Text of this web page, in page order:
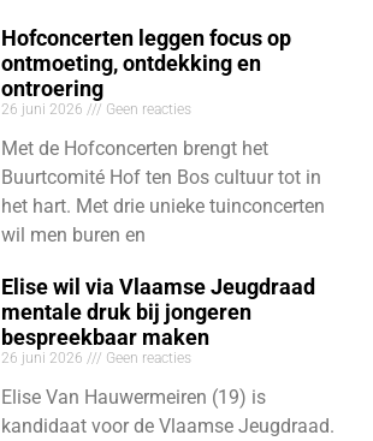
Hofconcerten leggen focus op
ontmoeting, ontdekking en
ontroering
26 juni 2026 Geen reacties
Met de Hofconcerten brengt het
Buurtcomité Hof ten Bos cultuur tot in
het hart. Met drie unieke tuinconcerten
wil men buren en
Elise wil via Vlaamse Jeugdraad
mentale druk bij jongeren
bespreekbaar maken
26 juni 2026 Geen reacties
Elise Van Hauwermeiren (19) is
kandidaat voor de Vlaamse Jeugdraad.